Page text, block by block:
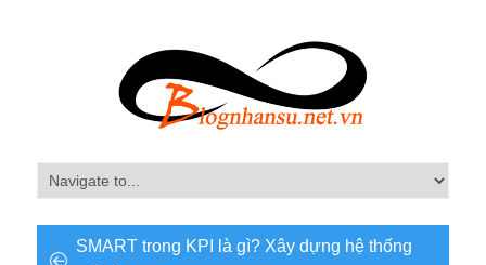
SMART trong KPI là gì? Xây dựng hệ thống